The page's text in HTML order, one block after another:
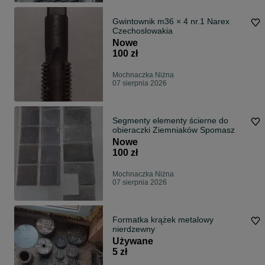
Gwintownik m36 × 4 nr.1 Narex
Czechoslowakia
Nowe
100 zł
Mochnaczka Niżna
07 sierpnia 2026
Segmenty elementy ścierne do
obieraczki Ziemniaków Spomasz
Nowe
100 zł
Mochnaczka Niżna
07 sierpnia 2026
Formatka krążek metalowy
nierdzewny
Używane
5 zł